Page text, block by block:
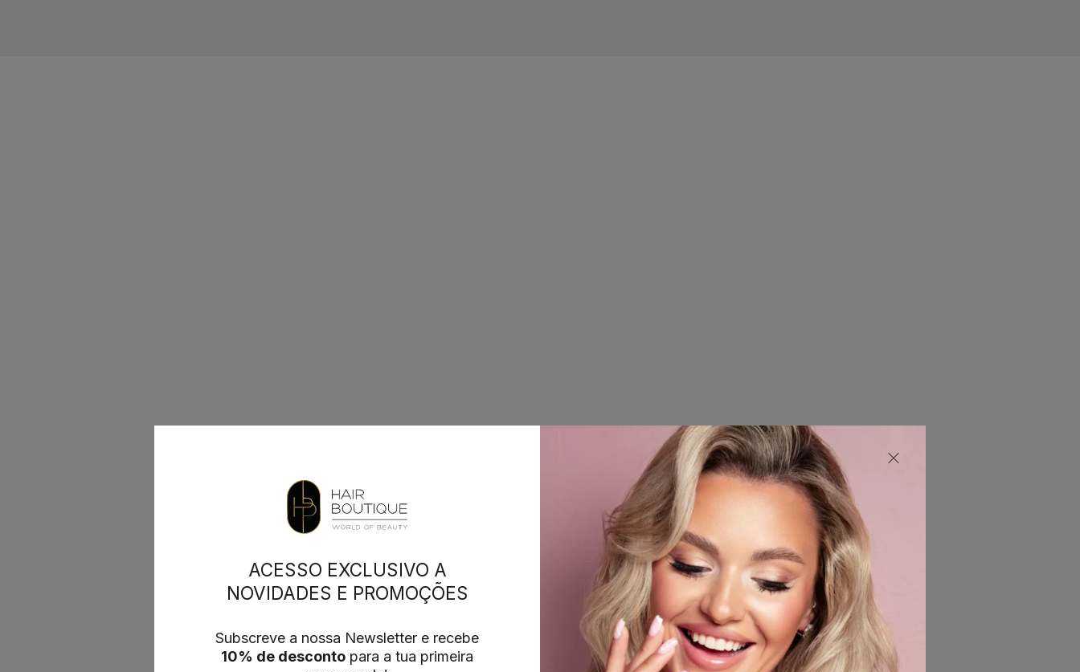
ACESSO EXCLUSIVO A
NOVIDADES E PROMOÇÕES
Subscreve a nossa Newsletter e recebe
10% de desconto para a tua primeira